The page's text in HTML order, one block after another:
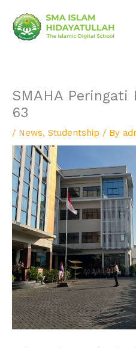
content
SMAHA Peringati
63
/ News, Studentship / By